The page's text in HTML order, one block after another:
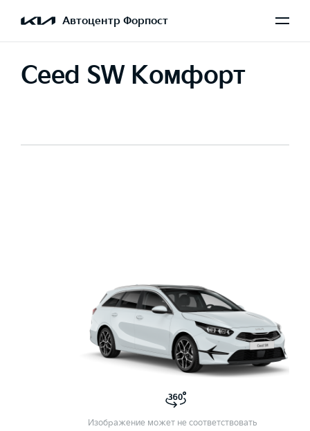
Автоцентр Форпост
Ceed SW Комфорт
Изображение может не соответствовать